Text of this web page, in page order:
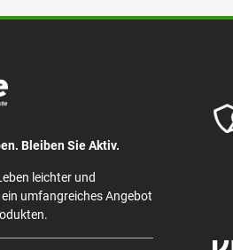
Bleiben Sie Aktiv.
leichter und
umfangreiches Angebot